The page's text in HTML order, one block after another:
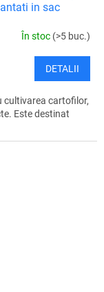
in sac
În stoc (>5 buc.)
DETALII
cultivarea cartofilor,
Este destinat